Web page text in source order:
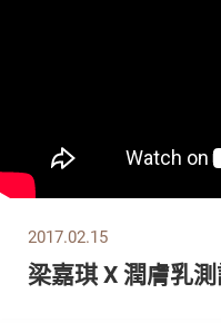
2017.02.15
梁嘉琪 X 潤膚乳